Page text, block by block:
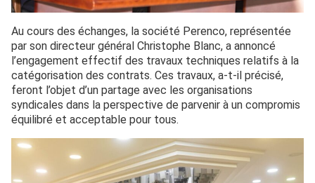
Au cours des échanges, la société Perenco, représentée
par son directeur général Christophe Blanc, a annoncé
l’engagement effectif des travaux techniques relatifs à la
catégorisation des contrats. Ces travaux, a-t-il précisé,
feront l’objet d’un partage avec les organisations
syndicales dans la perspective de parvenir à un compromis
équilibré et acceptable pour tous.